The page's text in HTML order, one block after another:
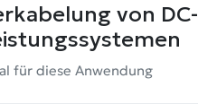
von DC-
für diese Anwendung